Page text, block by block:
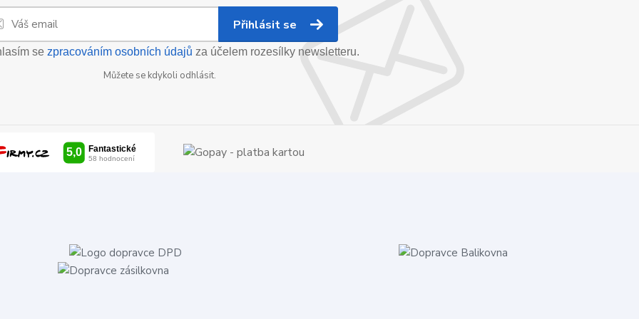
Přihlásit se
se zpracováním osobních údajů za účelem rozesílky newsletteru.
Můžete se kdykoli odhlásit.